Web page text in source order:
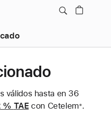
válidos hasta en 36
% TAEcon Cetelem※Nota
.